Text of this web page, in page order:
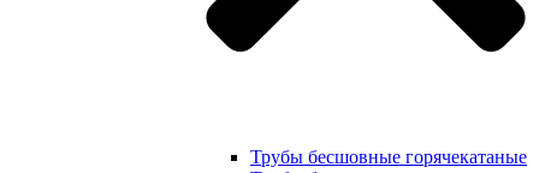
Трубы бесшовные горячекатаные